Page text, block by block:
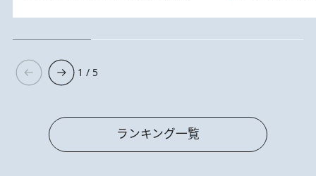
1 / 5
ランキング一覧